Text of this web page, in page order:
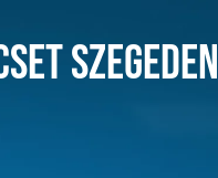
SZEGEDEN